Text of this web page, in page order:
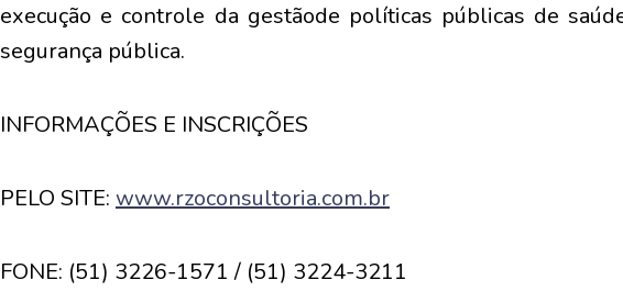
execução e controle da gestãode políticas públicas de
segurança pública.
INFORMAÇÕES E INSCRIÇÕES
PELO SITE: www.rzoconsultoria.com.br
FONE: (51) 3226-1571 / (51) 3224-3211